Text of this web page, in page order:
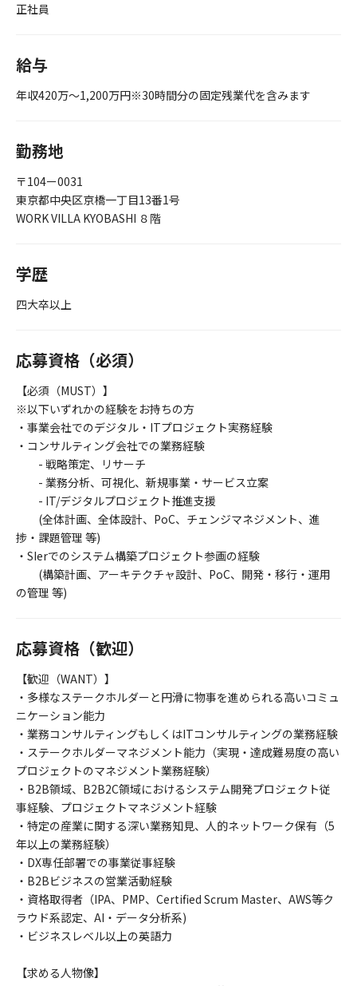
正社員
給与
年収420万～1,200万円※30時間分の固定残業代を含みます
勤務地
〒104ー0031
東京都中央区京橋一丁目13番1号
WORK VILLA KYOBASHI ８階
学歴
四大卒以上
応募資格（必須）
【必須（MUST）】
※以下いずれかの経験をお持ちの方
・事業会社でのデジタル・ITプロジェクト実務経験
・コンサルティング会社での業務経験
- 戦略策定、リサーチ
- 業務分析、可視化、新規事業・サービス立案
- IT/デジタルプロジェクト推進支援
(全体計画、全体設計、PoC、チェンジマネジメント、進
捗・課題管理 等)
・SIerでのシステム構築プロジェクト参画の経験
(構築計画、アーキテクチャ設計、PoC、開発・移行・運用
の管理 等)
応募資格（歓迎）
【歓迎（WANT）】
・多様なステークホルダーと円滑に物事を進められる高いコミュ
ニケーション能力
・業務コンサルティングもしくはITコンサルティングの業務経験
・ステークホルダーマネジメント能力（実現・達成難易度の高い
プロジェクトのマネジメント業務経験）
・B2B領域、B2B2C領域におけるシステム開発プロジェクト従
事経験、プロジェクトマネジメント経験
・特定の産業に関する深い業務知見、人的ネットワーク保有（5
年以上の業務経験）
・DX専任部署での事業従事経験
・B2Bビジネスの営業活動経験
・資格取得者（IPA、PMP、Certified Scrum Master、AWS等ク
ラウド系認定、AI・データ分析系)
・ビジネスレベル以上の英語力
【求める人物像】